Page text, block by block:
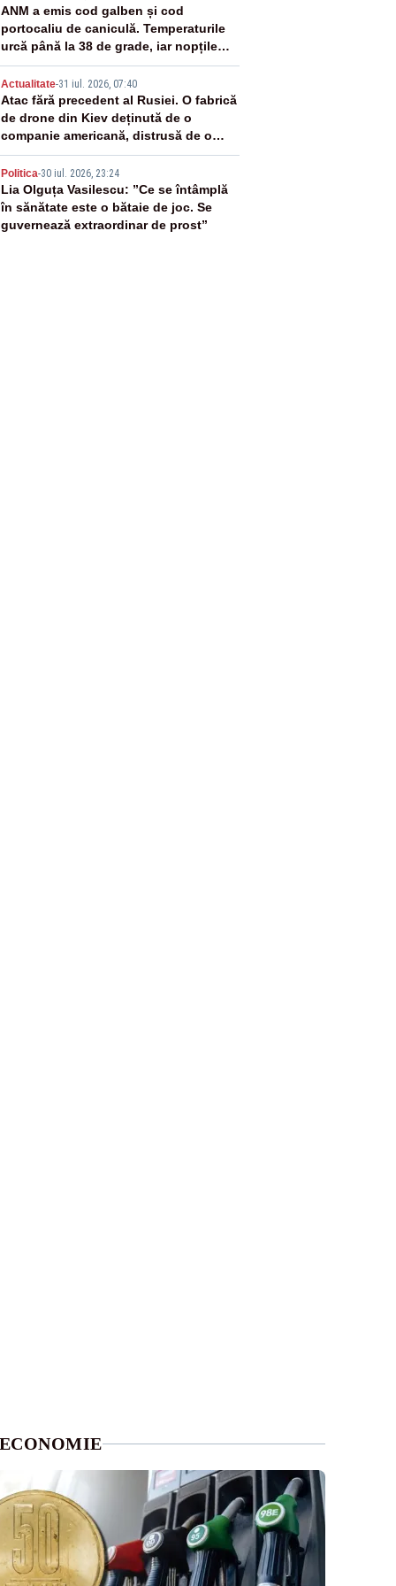
ANM a emis cod galben și cod
portocaliu de caniculă. Temperaturile
urcă până la 38 de grade, iar nopțile
devin tropicale
Actualitate-31 iul. 2026, 07:40
Atac fără precedent al Rusiei. O fabrică
de drone din Kiev deținută de o
companie americană, distrusă de o
rachetă rusească
Politica-30 iul. 2026, 23:24
Lia Olguța Vasilescu: ”Ce se întâmplă
în sănătate este o bătaie de joc. Se
guvernează extraordinar de prost”
ECONOMIE